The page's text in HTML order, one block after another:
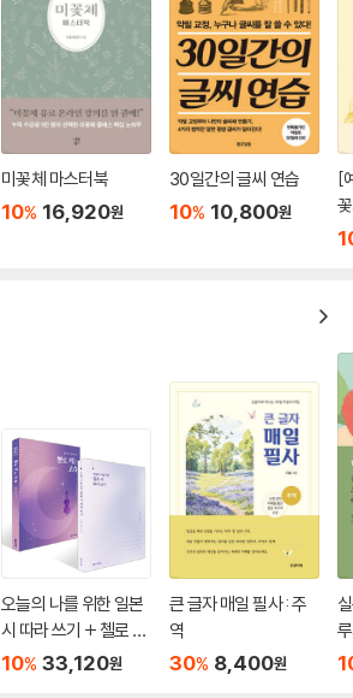
미꽃체 마스터북
10% 16,920원
30일간의 글씨 연습
10% 10,800원
[
오늘의 나를 위한 일본
시 따라 쓰기 + 첼로 켜
는 고슈 세트
10% 33,120원
큰 글자 매일 필사 : 주
역
30% 8,400원